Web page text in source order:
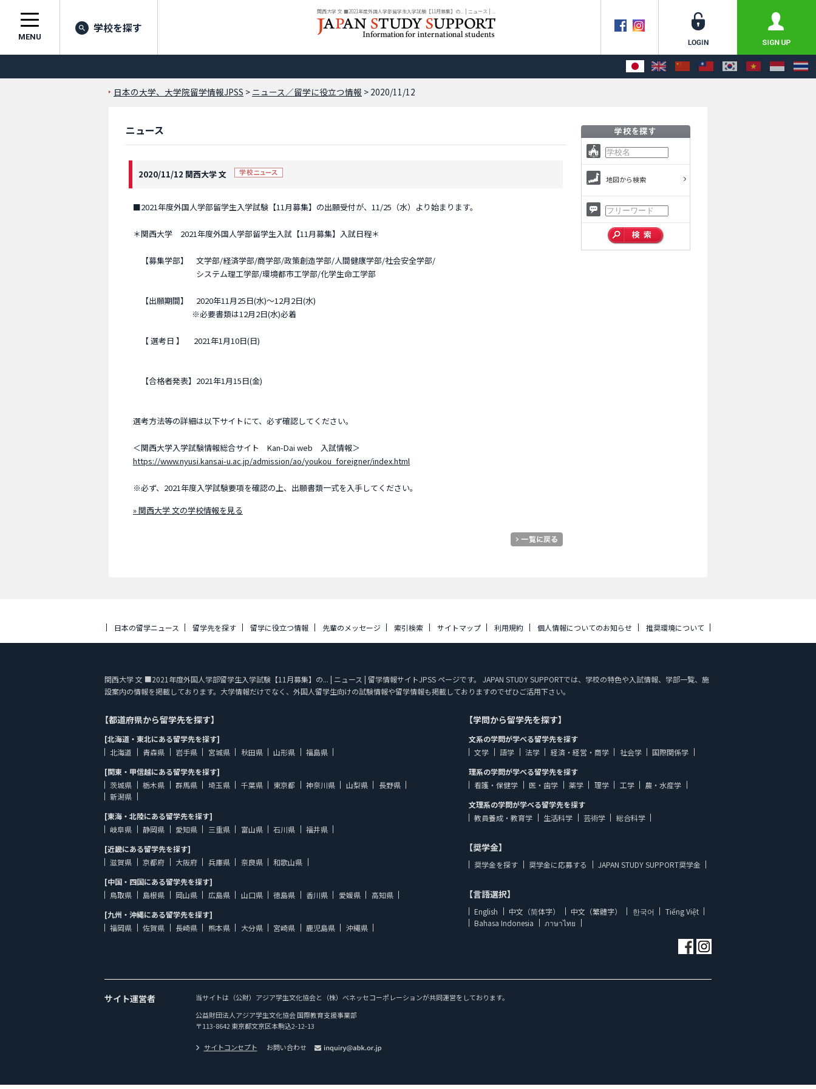
関西大学 文 ■2021年度外国人学部留学生入学試験【11月募集】の... | ニュース | ...
MENU
学校を探す
日本の大学、大学院留学情報JPSS > ニュース／留学に役立つ情報 > 2020/11/12
ニュース
2020/11/12 関西大学 文
■2021年度外国人学部留学生入学試験【11月募集】の出願受付が、11/25（水）より始まります。
＊関西大学 2021年度外国人学部留学生入試【11月募集】入試日程＊
【募集学部】 文学部/経済学部/商学部/政策創造学部/人間健康学部/社会安全学部/
システム理工学部/環境都市工学部/化学生命工学部
【出願期間】 2020年11月25日(水)～12月2日(水)
※必要書類は12月2日(水)必着
【 選考日 】 2021年1月10日(日)
【合格者発表】2021年1月15日(金)
選考方法等の詳細は以下サイトにて、必ず確認してください。
＜関西大学入学試験情報総合サイト Kan-Dai web 入試情報＞
https://www.nyusi.kansai-u.ac.jp/admission/ao/youkou_foreigner/index.html
※必ず、2021年度入学試験要項を確認の上、出願書類一式を入手してください。
» 関西大学 文の学校情報を見る
地図から検索
日本の留学ニュース 留学先を探す 留学に役立つ情報 先輩のメッセージ 索引検索 サイトマップ 利用規約 個人情報についてのお知らせ 推奨環境について
関西大学 文 ■2021年度外国人学部留学生入学試験【11月募集】の... | ニュース | 留学情報サイトJPSS ページです。 JAPAN STUDY SUPPORTでは、学校の特色や入試情報、学部一覧、施
設案内の情報を掲載しております。大学情報だけでなく、外国人留学生向けの試験情報や留学情報も掲載しておりますのでぜひご活用下さい。
【都道府県から留学先を探す】
[北海道・東北にある留学先を探す]
北海道
青森県 岩手県 宮城県 秋田県 山形県
福島県
[関東・甲信越にある留学先を探す]
茨城県
栃木県 群馬県 埼玉県 千葉県 東京都 神奈川県 山梨県
長野県
新潟県
[東海・北陸にある留学先を探す]
岐阜県
静岡県 愛知県 三重県 富山県 石川県
福井県
[近畿にある留学先を探す]
滋賀県
京都府 大阪府 兵庫県 奈良県
和歌山県
[中国・四国にある留学先を探す]
鳥取県
島根県 岡山県 広島県 山口県 徳島県 香川県 愛媛県
高知県
[九州・沖縄にある留学先を探す]
福岡県
佐賀県 長崎県 熊本県 大分県 宮崎県 鹿児島県 沖縄県
【学問から留学先を探す】
文系の学問が学べる留学先を探す
文学
語学 法学 経済・経営・商学 社会学
国際関係学
理系の学問が学べる留学先を探す
看護・保健学
医・歯学 薬学 理学 工学
農・水産学
文理系の学問が学べる留学先を探す
教員養成・教育学
生活科学 芸術学 総合科学
【奨学金】
奨学金を探す 奨学金に応募する JAPAN STUDY SUPPORT奨学金
【言語選択】
English 中文（简体字） 中文（繁體字） 한국어
Tiếng Việt
Bahasa Indonesia
ภาษาไทย
サイト運営者
当サイトは（公財）アジア学生文化協会と（株）ベネッセコーポレーションが共同運営をしております。
公益財団法人アジア学生文化協会 国際教育支援事業部
〒113-8642 東京都文京区本駒込2-12-13
サイトコンセプト お問い合わせ